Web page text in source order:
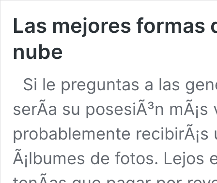
Las mejores formas
nube
Si le preguntas a las
serÃ­a su posesiÃ³n
probablemente
Ã¡lbumes de fotos. Lejos